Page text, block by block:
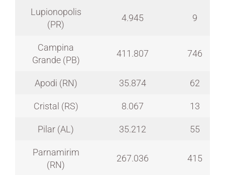
Lupionopolis
(PR)
4.945 9
Campina
Grande (PB)
411.807 746
Apodi (RN) 35.874 62
Cristal (RS) 8.067 13
Pilar (AL) 35.212 55
Parnamirim
(RN)
267.036 415